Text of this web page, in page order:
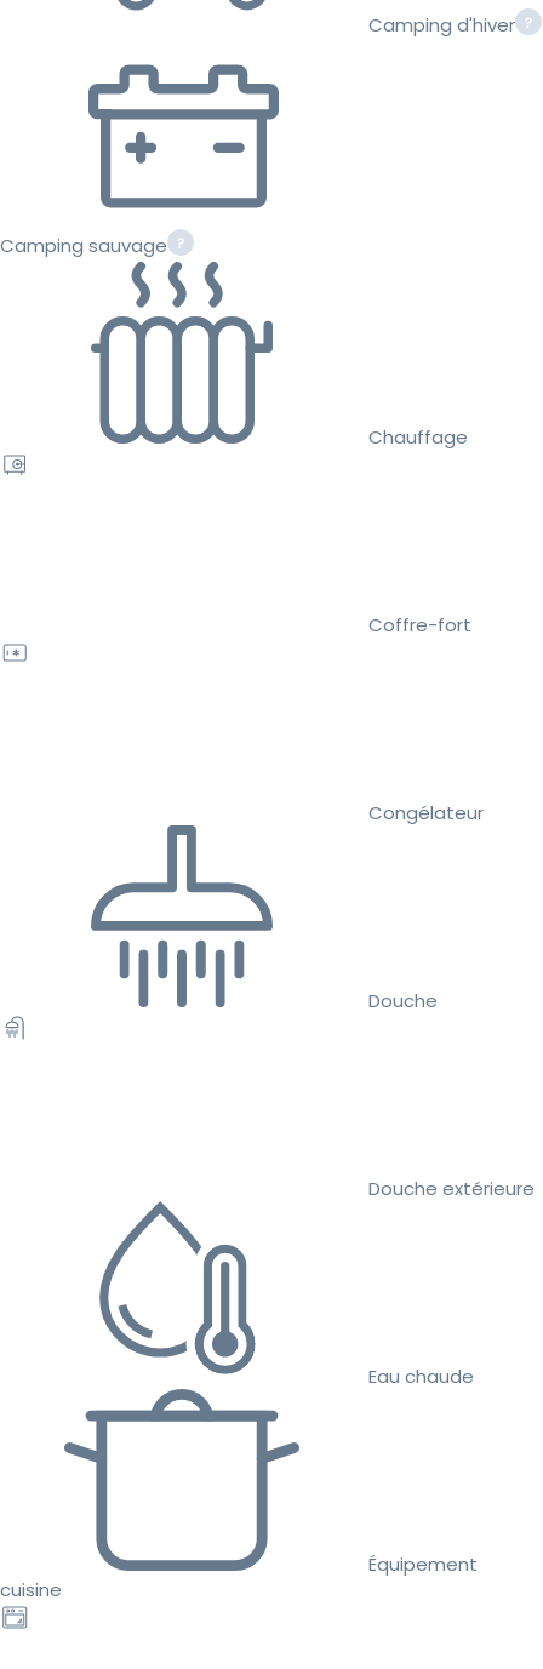
Camping d'hiver
Camping sauvage
Chauffage
Coffre-fort
Congélateur
Douche
Douche extérieure
Eau chaude
Équipement
cuisine